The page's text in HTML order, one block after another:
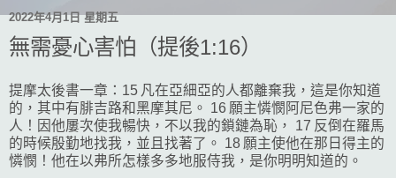
2022年4月1日 星期五
無需憂心害怕（提後1:16）
提摩太後書一章：15 凡在亞細亞的人都離棄我，這是你知道
的，其中有腓吉路和黑摩其尼。 16 願主憐憫阿尼色弗一家的
人！因他屢次使我暢快，不以我的鎖鏈為恥， 17 反倒在羅馬
的時候殷勤地找我，並且找著了。 18 願主使他在那日得主的
憐憫！他在以弗所怎樣多多地服侍我，是你明明知道的。